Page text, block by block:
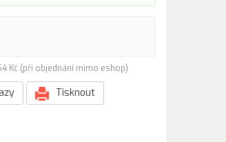
Kč (při objednání mimo eshop)
Tisknout